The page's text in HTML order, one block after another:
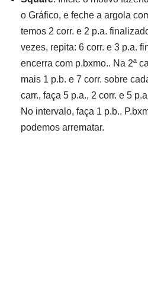
o Gráfico, e feche a argola
temos 2 corr. e 2 p.a.
vezes, repita: 6 corr. e 3 p.a.
encerra com p.bxmo.. Na 2ª
mais 1 p.b. e 7 corr. sobre
carr., faça 5 p.a., 2 corr. e 5
No intervalo, faça 1 p.b..
podemos arrematar.